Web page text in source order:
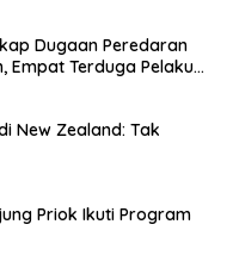
Dugaan Peredaran
Empat Terduga Pelaku
New Zealand: Tak
Priok Ikuti Program